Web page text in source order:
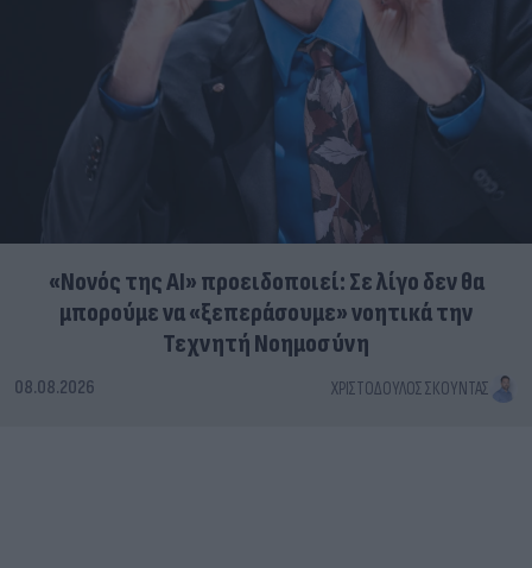
«Νονός της AI» προειδοποιεί: Σε λίγο δεν θα
μπορούμε να «ξεπεράσουμε» νοητικά την
Τεχνητή Νοημοσύνη
08.08.2026 ΧΡΙΣΤΌΔΟΥΛΟΣ ΣΚΟΎΝΤΑΣ